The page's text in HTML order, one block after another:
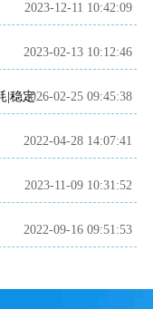
2023-12-11 10:42:09
2023-02-13 10:12:46
排水管网水质监测系统推荐：多参数|低功耗|稳定运行|性价比高
2026-02-25 09:45:38
2022-04-28 14:07:41
2023-11-09 10:31:52
2022-09-16 09:51:53